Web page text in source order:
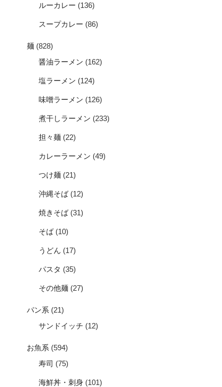
ルーカレー (136)
スープカレー (86)
麺 (828)
醤油ラーメン (162)
塩ラーメン (124)
味噌ラーメン (126)
煮干しラーメン (233)
担々麺 (22)
カレーラーメン (49)
つけ麺 (21)
沖縄そば(12)
焼きそば(31)
そば(10)
うどん (17)
パスタ (35)
その他麺 (27)
パン系 (21)
サンドイッチ (12)
お魚系 (594)
寿司 (75)
海鮮丼・刺身 (101)